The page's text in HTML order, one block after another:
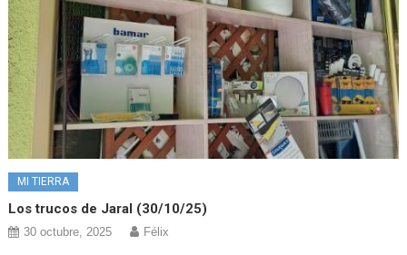
MI TIERRA
Los trucos de Jaral (30/10/25)
30 octubre, 2025 Félix